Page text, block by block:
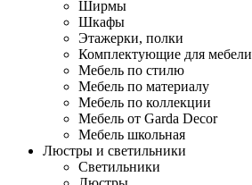
Ширмы
Шкафы
Этажерки, полки
Комплектующие для мебели
Мебель по стилю
Мебель по материалу
Мебель по коллекции
Мебель от Garda Decor
Мебель школьная
Люстры и светильники
Светильники